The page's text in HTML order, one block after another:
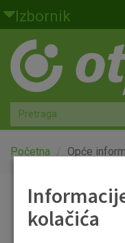
Skoči na glavni sadržaj
Izbornik
Građani
Privatno bankarstvo
Agro
Mala poduzeća i obrtnici
Globalna tržišta
Početna Opće
Opće
kolačića